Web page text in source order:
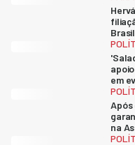
em
na